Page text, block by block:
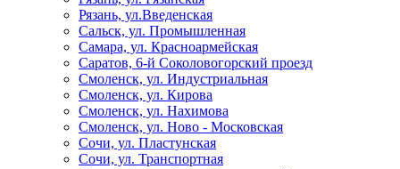
Рязань, ул.Введенская
Сальск, ул. Промышленная
Самара, ул. Красноармейская
Саратов, 6-й Соколовогорский проезд
Смоленск, ул. Индустриальная
Смоленск, ул. Кирова
Смоленск, ул. Нахимова
Смоленск, ул. Ново - Московская
Сочи, ул. Пластунская
Сочи, ул. Транспортная